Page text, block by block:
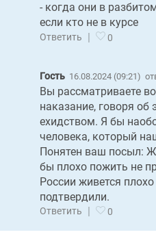
- когда они в
если кто не в курсе
Ответить | 0
Гость 16.08.2024 (09:21)
Вы рассматриваете
наказание, говоря
ехидством. Я бы
человека, который
Понятен ваш посыл:
бы плохо пожить не
России живется
подтвердили.
Ответить | 0